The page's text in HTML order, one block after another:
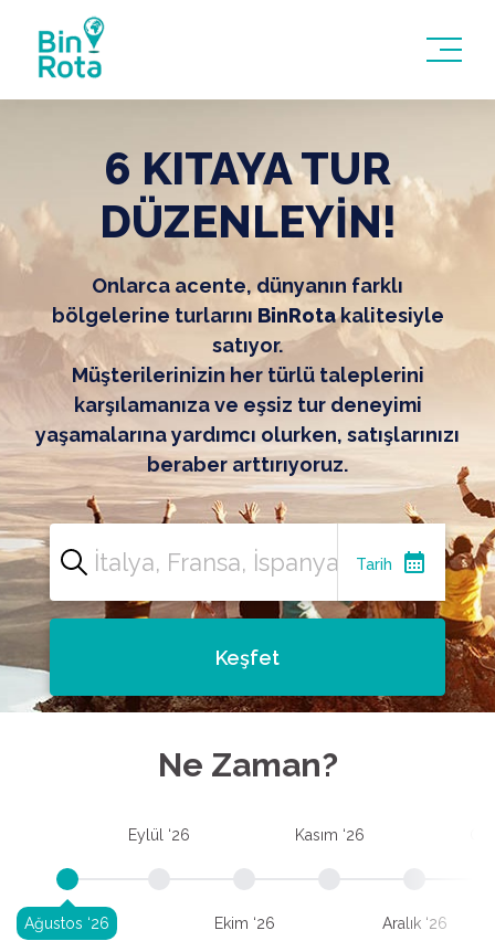
6 KITAYA TUR
DÜZENLEYİN!
Onlarca acente, dünyanın farklı
bölgelerine turlarını BinRotakalitesiyle
satıyor.
Müşterilerinizin her türlü taleplerini
karşılamanıza ve eşsiz tur deneyimi
yaşamalarına yardımcı olurken, satışlarınızı
beraber arttırıyoruz.
Tarih calendar_month
Keşfet
Ne Zaman?
Ağustos ‘26
Eylül ‘26
Ekim ‘26
Kasım ‘26
Aralık ‘26